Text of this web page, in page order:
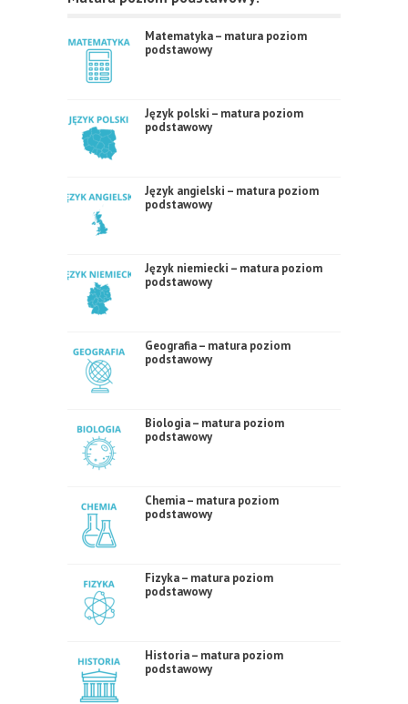
Matematyka – matura poziom
podstawowy
Język polski – matura poziom
podstawowy
Język angielski – matura poziom
podstawowy
Język niemiecki – matura poziom
podstawowy
Geografia – matura poziom
podstawowy
Biologia – matura poziom
podstawowy
Chemia – matura poziom
podstawowy
Fizyka – matura poziom
podstawowy
Historia – matura poziom
podstawowy